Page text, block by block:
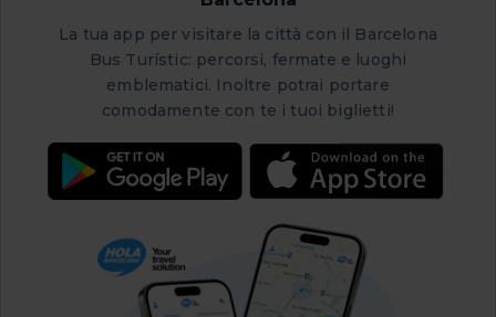
La tua app per visitare la città con il Barcelona
Bus Turístic: percorsi, fermate e luoghi
emblematici. Inoltre potrai portare
comodamente con te i tuoi biglietti!